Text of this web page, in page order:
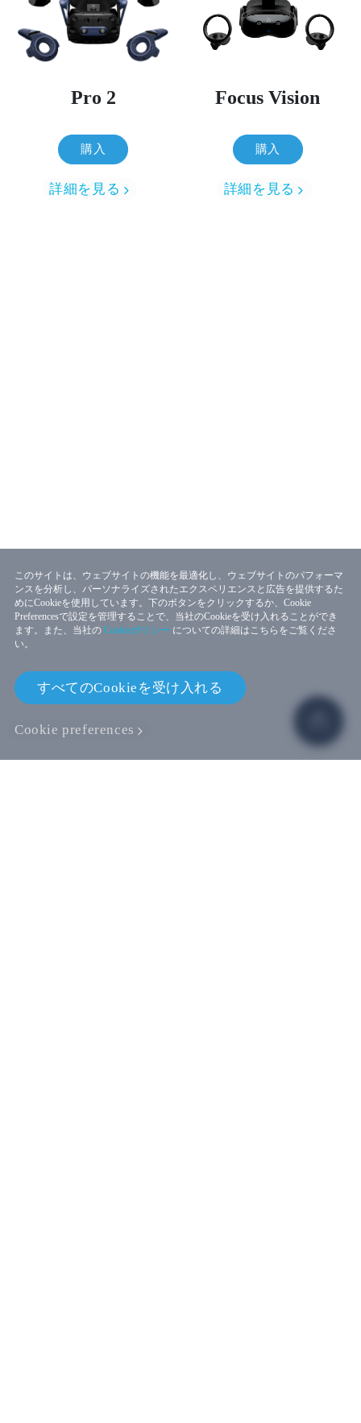
Pro 2 Focus Vision
購入
詳細を見る
購入
詳細を見る
このサイトは、ウェブサイトの機能を最適化し、ウェブサイトのパフォーマ
ンスを分析し、パーソナライズされたエクスペリエンスと広告を提供するた
めにCookieを使用しています。下のボタンをクリックするか、Cookie
Preferencesで設定を管理することで、当社のCookieを受け入れることができ
ます。また、当社の Cookieポリシー についての詳細はこちらをご覧くださ
い。
すべてのCookieを受け入れる
Cookie preferences